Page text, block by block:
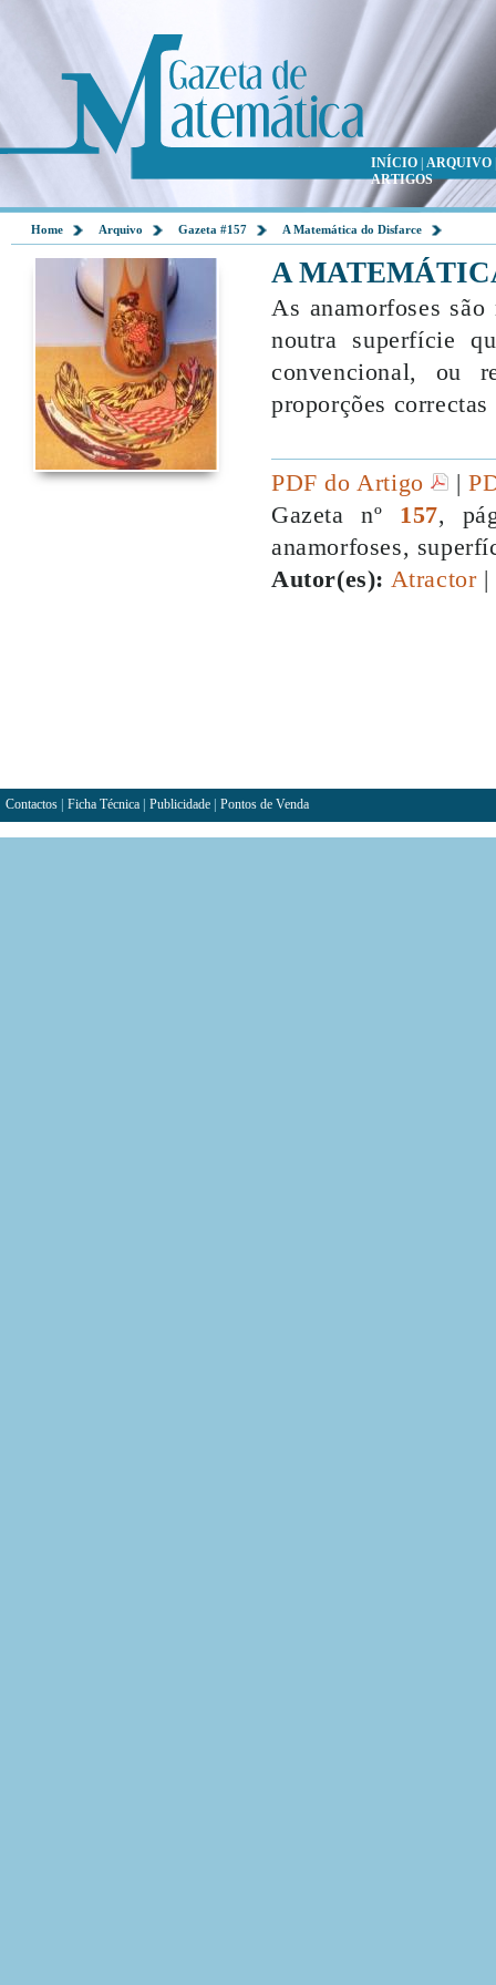
INÍCIO ARQUIVO
ARTIGOS
Home Arquivo Gazeta #157 A Matemática do Disfarce
A
As anamorfoses
noutra superfície
convencional, ou
proporções
PDF do Artigo |
Gazeta nº 157,
anamorfoses,
Autor(es): Atractor|
Contactos Ficha Técnica Publicidade Pontos de Venda